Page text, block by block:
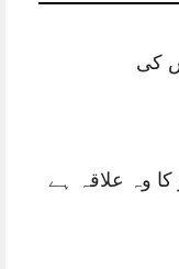
کی
کا وہ علاقہ ہے